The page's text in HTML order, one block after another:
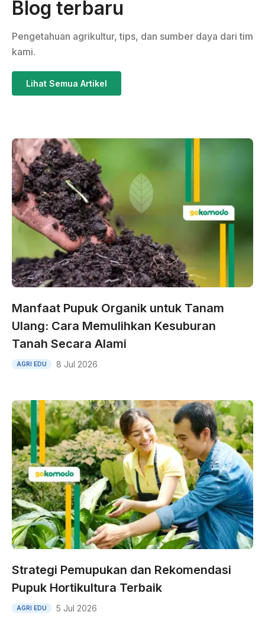
Blog terbaru
Pengetahuan agrikultur, tips, dan sumber daya dari tim
kami.
Lihat Semua Artikel
Manfaat Pupuk Organik untuk Tanam
Ulang: Cara Memulihkan Kesuburan
Tanah Secara Alami
AGRI EDU 8 Jul 2026
Strategi Pemupukan dan Rekomendasi
Pupuk Hortikultura Terbaik
AGRI EDU 5 Jul 2026